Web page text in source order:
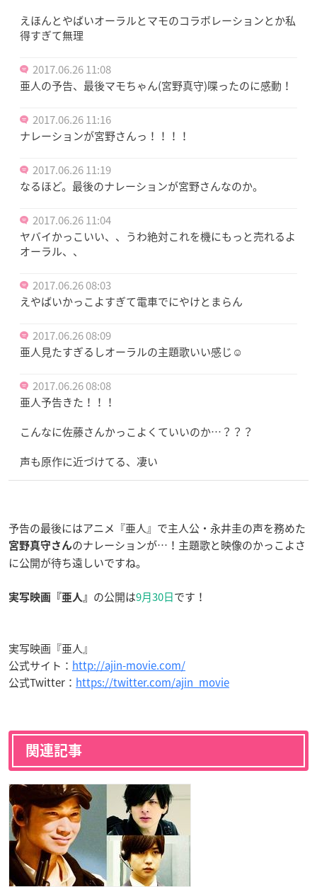
えほんとやばいオーラルとマモのコラボレーションとか私
得すぎて無理
2017.06.26 11:08
亜人の予告、最後マモちゃん(宮野真守)喋ったのに感動！
2017.06.26 11:16
ナレーションが宮野さんっ！！！！
2017.06.26 11:19
なるほど。最後のナレーションが宮野さんなのか。
2017.06.26 11:04
ヤバイかっこいい、、うわ絶対これを機にもっと売れるよ
オーラル、、
2017.06.26 08:03
えやばいかっこよすぎて電車でにやけとまらん
2017.06.26 08:09
亜人見たすぎるしオーラルの主題歌いい感じ☺️
2017.06.26 08:08
亜人予告きた！！！
こんなに佐藤さんかっこよくていいのか…？？？
声も原作に近づけてる、凄い
予告の最後にはアニメ『亜人』で主人公・永井圭の声を務めた
宮野真守さんのナレーションが…！主題歌と映像のかっこよさ
に公開が待ち遠しいですね。
実写映画『亜人』 の公開は9月30日です！
実写映画『亜人』
公式サイト： http://ajin-movie.com/
公式Twitter： https://twitter.com/ajin_movie
関連記事